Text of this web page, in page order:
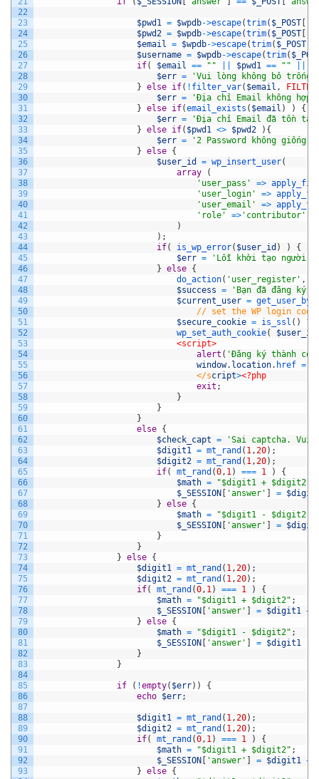
22
23
24
25
26
27
28
29
30
31
32
33
34
35
36
37
38
39
40
41
42
43
44
45
46
47
48
49
50
51
52
53
54
55
56
57
58
59
60
61
62
63
64
65
66
67
68
69
70
71
72
73
74
75
76
77
78
79
80
81
82
83
84
85
86
87
88
89
90
91
92
93
$pwd1 = $wpdb->escape(trim( $_POST [
$pwd2 = $wpdb->escape(trim( $_POST [
$email
= $wpdb->escape(trim( $_POST
$username = $wpdb->escape(trim(
if( $email == "" $pwd1 == ""
$err =
'Vui lòng không bỏ trống
} else if( ! filter_var( $email ,
$err =
'Địa chỉ Email không
} else if(email_exists ( $email ) )
{
$err =
'Địa chỉ Email đã tồn
} else if( $pwd1 <> $pwd2 ) {
$err =
'2 Password không giống
} else {
$user_id
= wp_insert_user(
array
(
'user_pass'
=>
'user_login'
=>
'user_email'
=>
'role'
=> 'contributor'
)
) ;
if( is_wp_error( $user_id ) )
{
$err =
'Lỗi khởi tạo người
} else {
do_action( 'user_register' ,
$success =
'Bạn đã đăng ký
$current_user = get_user_by
// set the WP login
$secure_cookie = is_ssl ( ) ?
wp_set_auth_cookie( $user_id
<script>
alert ( 'Đăng ký thành
window. location. href =
								</s
cript><?php
exit ;
}
}
}
else {
$check_capt =
'Sai captcha. Vui
$digit1
= mt_rand ( 1 , 20) ;
$digit2 = mt_rand ( 1 , 20) ;
if( mt_rand (0 , 1 ) === 1 )
{
$math = "$digit1 + $digit2"
$_SESSION [ 'answer' ] =
} else {
$math = "$digit1 - $digit2"
$_SESSION [ 'answer' ] =
}
}
} else {
$digit1
= mt_rand ( 1 , 20) ;
$digit2 = mt_rand ( 1 , 20) ;
if( mt_rand (0 , 1 ) === 1 )
{
$math = "$digit1 + $digit2" ;
$_SESSION [ 'answer' ] = $digit1 +
} else {
$math = "$digit1 - $digit2" ;
$_SESSION [ 'answer' ] = $digit1
}
}
if ( !empty( $err) )
{
echo $err;
$digit1 = mt_rand ( 1 , 20) ;
$digit2 = mt_rand ( 1 , 20) ;
if( mt_rand (0 , 1 ) === 1 )
{
$math = "$digit1 + $digit2" ;
$_SESSION [ 'answer' ] = $digit1 +
} else {